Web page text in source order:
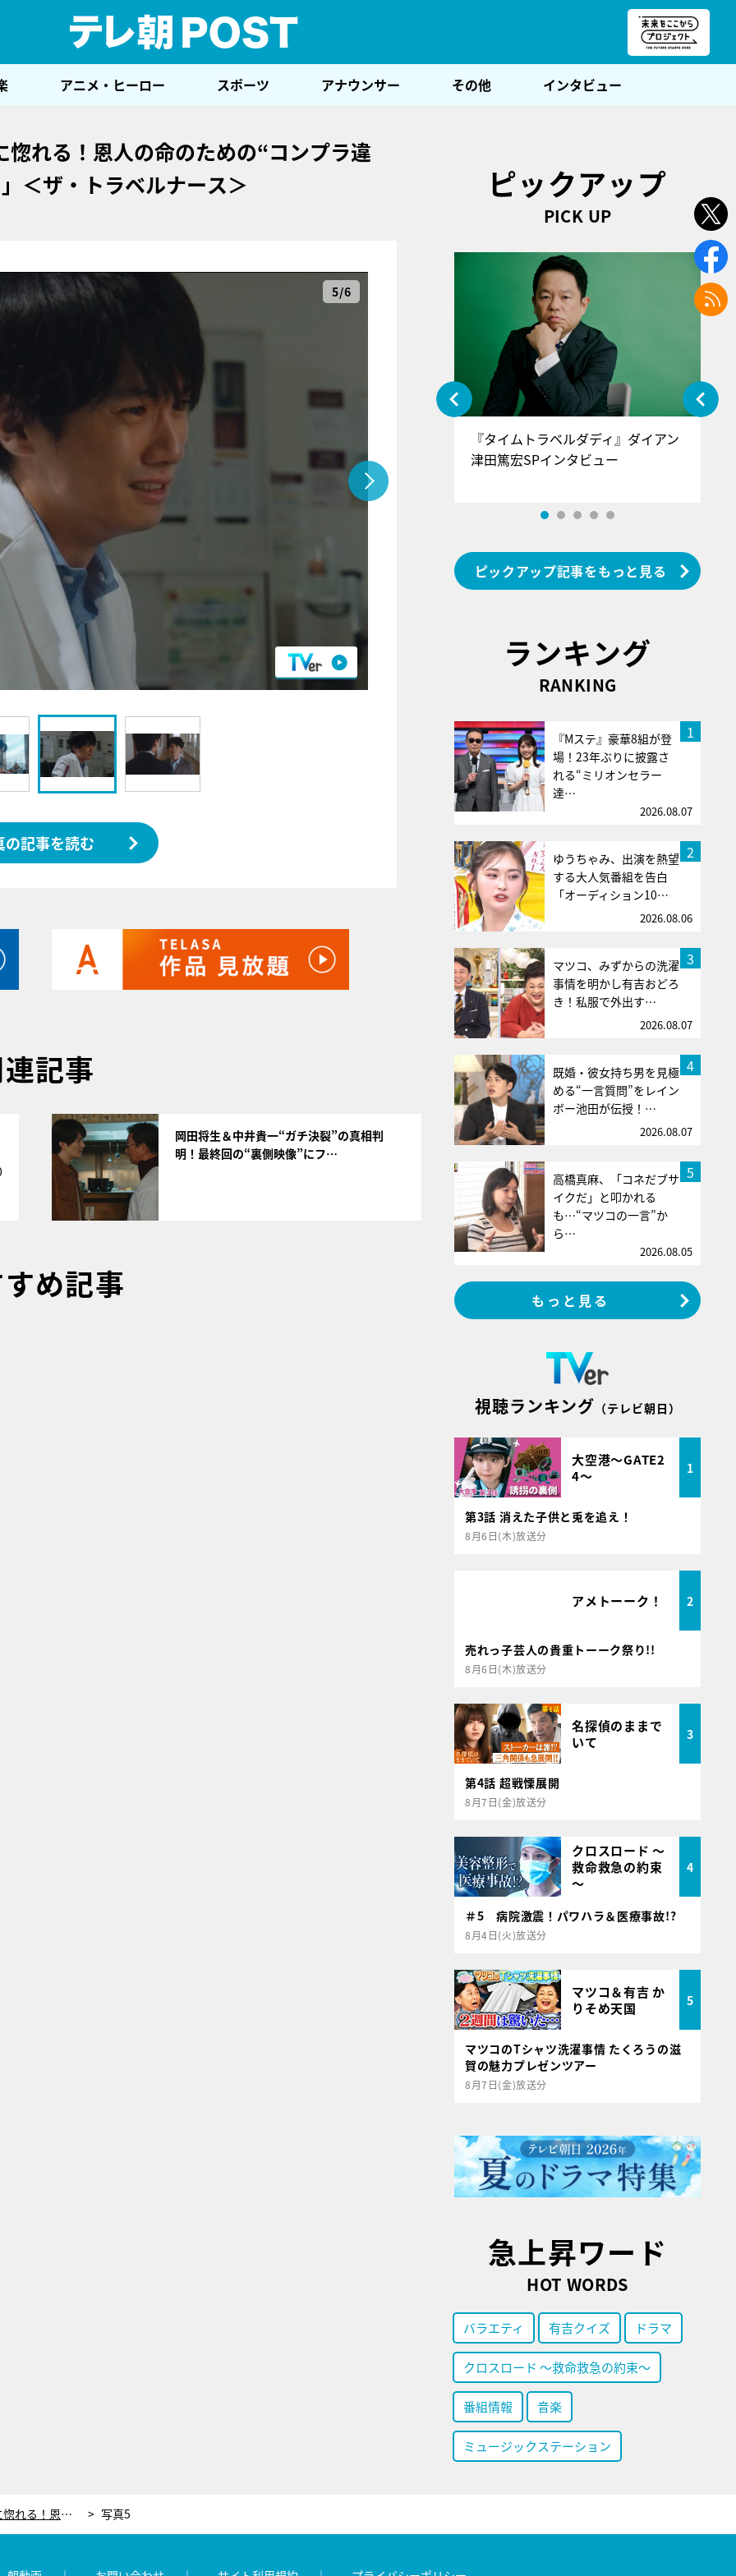
アニメ・ヒーロー スポーツ アナウンサー その他 インタビュー
れる！恩人の命のための“コンプラ違
＜ザ・トラベルナース＞
5/6
の記事を読む
記事
岡田将生＆中井貴一“ガチ決裂”の真相判
明！最終回の“裏側映像”にフ…
め記事
ピックアップ
PICK UP
E齋藤樹愛羅＆佐々木舞香SPインタ
『タイムトラベルダディ』ダイアン
津田篤宏SPインタビュー
ピックアップ記事をもっと見る
ランキング
RANKING
1
『Mステ』豪華8組が登
場！23年ぶりに披露さ
れる“ミリオンセラー
達…
2026.08.07
2
ゆうちゃみ、出演を熱望
する大人気番組を告白
「オーディション10…
2026.08.06
3
マツコ、みずからの洗濯
事情を明かし有吉おどろ
き！私服で外出す…
2026.08.07
4
既婚・彼女持ち男を見極
める“一言質問”をレイン
ボー池田が伝授！…
2026.08.07
5
高橋真麻、「コネだブサ
イクだ」と叩かれる
も…“マツコの一言”か
ら…
2026.08.05
もっと見る
視聴ランキング （テレビ朝日）
大空港～GATE2
4～
1
第3話 消えた子供と兎を追え！
8月6日(木)放送分
アメトーーク！ 2
売れっ子芸人の貴重トーーク祭り!!
8月6日(木)放送分
名探偵のままで
いて
3
第4話 超戦慄展開
8月7日(金)放送分
クロスロード ～
救命救急の約束
～
4
＃5 病院激震！パワハラ＆医療事故!?
8月4日(火)放送分
マツコ＆有吉 か
りそめ天国
5
マツコのTシャツ洗濯事情 たくろうの滋
賀の魅力プレゼンツアー
8月7日(金)放送分
急上昇ワード
HOT WORDS
バラエティ 有吉クイズ ドラマ
クロスロード ～救命救急の約束～
番組情報 音楽
ミュージックステーション
風間俊介、潔すぎる退職シーンに惚れる！恩人の命のための“コンプラ違反”に「医師として格好良かった」＜ザ・トラベルナース＞ 写真5